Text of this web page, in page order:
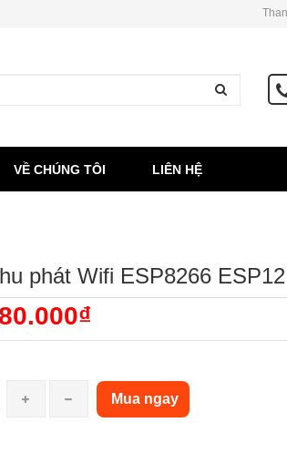
VỀ CHÚNG TÔI LIÊN HỆ
phát Wifi ESP8266 ESP12
80.000₫
Mua ngay